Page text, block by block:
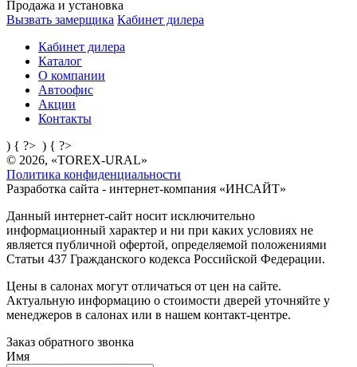
Продажа и установка
Вызвать замерщика Кабинет дилера
Кабинет дилера
Каталог
О компании
Автоофис
Акции
Контакты
) { ?> ) { ?>
© 2026, «TOREX-URAL»
Политика конфиденциальности
Разработка сайта - интернет-компания «ИНСАЙТ»
Данный интернет-сайт носит исключительно
информационный характер и ни при каких условиях не
является публичной офертой, определяемой положениями
Статьи 437 Гражданского кодекса Российской Федерации.
Цены в салонах могут отличаться от цен на сайте.
Актуальную информацию о стоимости дверей уточняйте у
менеджеров в салонах или в нашем контакт-центре.
Заказ обратного звонка
Имя